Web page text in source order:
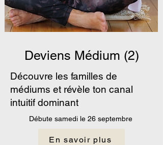
Deviens Médium (2)
Découvre les familles de
médiums et révèle ton canal
intuitif dominant
Débute samedi le 26 septembre
En savoir plus